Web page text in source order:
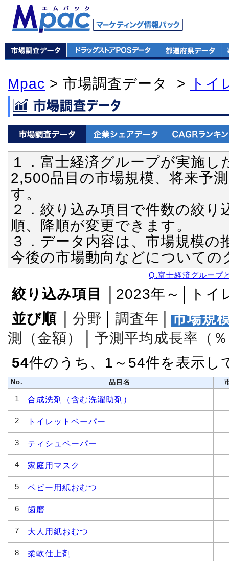
Mpac > 市場調査データ > トイ
１．富士経済グループが実施し
2,500品目の市場規模、将来予
す。
２．絞り込み項目で件数の絞
順、降順が変更できます。
３．データ内容は、市場規模
今後の市場動向などについて
Q.富士経済グループ
絞り込み項目
│2023年～│トイ
並び順
分野 調査年
市場規
測（金額）
予測平均成長率（
54件のうち、1～54件を表示し
No. 品目名
1 合成洗剤（含む洗濯助剤）
2 トイレットペーパー
3 ティシュペーパー
4 家庭用マスク
5 ベビー用紙おむつ
6 歯磨
7 大人用紙おむつ
8 柔軟仕上剤